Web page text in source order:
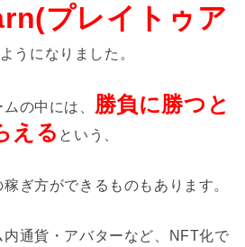
プレイトゥア
うになりました。
の中には、
勝負に勝つと
える という、
ぎ方ができるものもあります。
内通貨・アバターなど、NFT化で